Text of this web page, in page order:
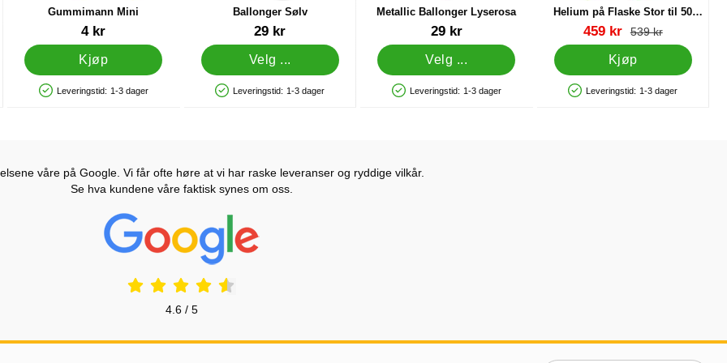
Gummimann Mini
Varenummer 12483
4 kr
Kjøp
Produkttilgjengelighet: På lager
Leveringstid: 1-3 dager
Ballonger Sølv
Varenummer 5021
29 kr
Velg ...
Produkttilgjengelighet: På lager
Leveringstid: 1-3 dager
Metallic Ballonger Lyserosa
Varenummer 12559
29 kr
Velg ...
Produkttilgjengelighet: På lager
Leveringstid: 1-3 dager
Helium på Flaske Stor til 50
Ballonger (20-25 cm)
Varenummer 13480
ny pris
459 kr gammel pris
539 kr
Kjøp
Produkttilgjengelighet: På lager
Leveringstid: 1-3 dager
våre på Google. Vi får ofte høre at vi har raske leveranser og ryddige vilkår.
Se hva kundene våre faktisk synes om oss.
Prisjakt Vurdering: 4.6 Stjerne
4.6 / 5